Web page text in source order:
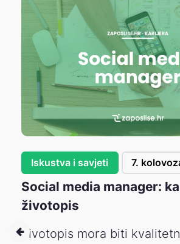
Iskustva i savjeti 7.
Social media manager:
životopis
Životopis mora biti